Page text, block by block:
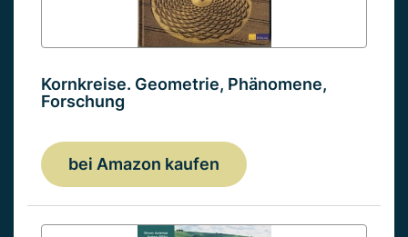
Kornkreise. Geometrie, Phänomene,
Forschung
bei Amazon kaufen